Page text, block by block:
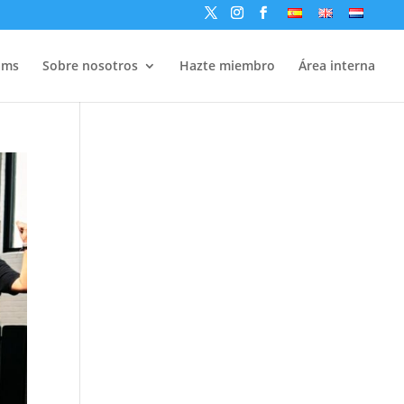
Sobre nosotros Hazte miembro Área interna